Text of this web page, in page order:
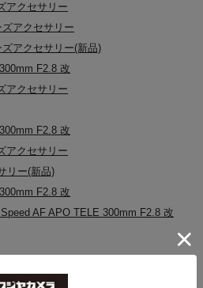
アクセサリー
アクセサリー
アクセサリー(新品)
F2.8 改
アクセサリー
F2.8 改
アクセサリー
リー(新品)
F2.8 改
Speed AF APO TELE 300mm F2.8 改